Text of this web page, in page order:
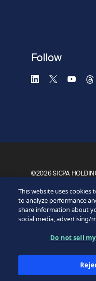
*
Follow
Footer
Bottom
©2026 SICPA
Aviso de Privacidade
Minhas preferências
This website uses cookies
to analyze performance
share information about
social media, advertising/
Do not sell